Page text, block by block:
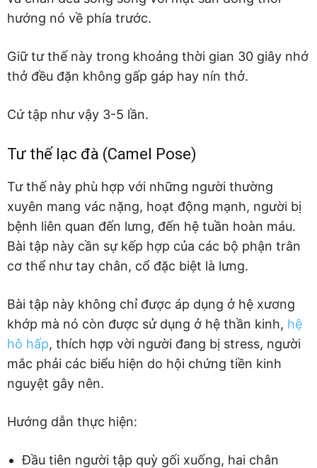
hướng nó về phía trước.
Giữ tư thế này trong khoảng thời gian 30 giây nhớ
thở đều đặn không gấp gáp hay nín thở.
Cứ tập như vậy 3-5 lần.
Tư thế lạc đà (Camel Pose)
Tư thế này phù hợp với những người thường
xuyên mang vác nặng, hoạt động mạnh, người bị
bệnh liên quan đến lưng, đến hệ tuần hoàn máu.
Bài tập này cần sự kếp hợp của các bộ phận trân
cơ thể như tay chân, cổ đặc biệt là lưng.
Bài tập này không chỉ được áp dụng ở hệ xương
khớp mà nó còn được sử dụng ở hệ thần kinh, hệ
hô hấp, thích hợp vời người đang bị stress, người
mắc phải các biểu hiện do hội chứng tiền kinh
nguyệt gây nên.
Hướng dẫn thực hiện:
Đầu tiên người tập quỳ gối xuống, hai chân